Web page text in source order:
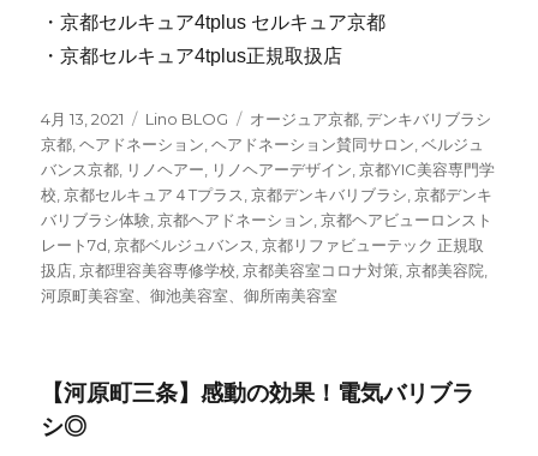
・京都セルキュア4tplus セルキュア京都
・京都セルキュア4tplus正規取扱店
投
稿
日:
4月 13, 2021
カ
テ
ゴ
リ
ー
Lino BLOG
タ
グ
オージュア京都 ,デンキバリブラシ
京都 ,ヘアドネーション ,ヘアドネーション賛同サロン ,ベルジュ
バンス京都 リノヘアー リノヘアーデザイン ,京都YIC美容専門学
校 ,京都セルキュア４Tプラス ,京都デンキバリブラシ ,京都デンキ
バリブラシ体験 ,京都ヘアドネーション ,京都ヘアビューロンスト
レート7d ,京都ベルジュバンス ,京都リファビューテック 正規取
扱店 ,京都理容美容専修学校 ,京都美容室コロナ対策 ,京都美容院
河原町美容室、御池美容室、御所南美容室
【河原町三条】感動の効果！電気バリブラ
シ◎